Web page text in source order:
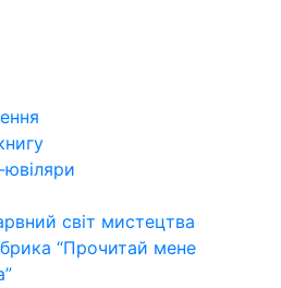
світ мистецтва
“Прочитай мене